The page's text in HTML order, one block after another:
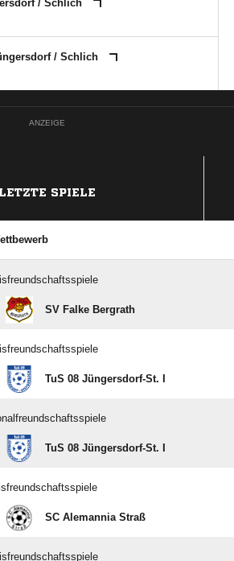
/​ Schlich
/​ Schlich
ANZEIGE
LETZTE SPIELE
SV Falke Bergrath
TuS 08 Jüngersdorf-St. I
TuS 08 Jüngersdorf-St. I
SC Alemannia Straß